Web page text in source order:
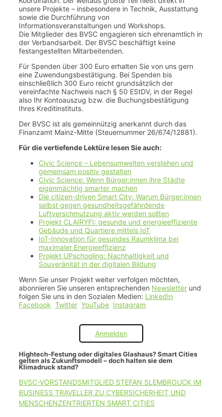
unsere Projekte – insbesondere in Technik, Ausstattung
sowie die Durchführung von
Informationsveranstaltungen und Workshops.
Die Mitglieder des BVSC engagieren sich ehrenamtlich in
der Verbandsarbeit. Der BVSC beschäftigt keine
festangestellten Mitarbeitenden.
Für Spenden über 300 Euro erhalten Sie von uns gern
eine Zuwendungsbestätigung. Bei Spenden bis
einschließlich 300 Euro reicht grundsätzlich der
vereinfachte Nachweis nach § 50 EStDV, in der Regel
also Ihr Kontoauszug bzw. die Buchungsbestätigung
Ihres Kreditinstituts.
Der BVSC ist als gemeinnützig anerkannt durch das
Finanzamt Mainz-Mitte (Steuernummer 26/674/12881).
Für die vertiefende Lektüre lesen Sie auch:
Civic Science – Lebensumwelten verstehen und
gemeinsam positiv gestalten
Civic Science: Wenn Bürger:innen ihre Städte
eigenmächtig smarter machen
Die citizen-driven Smart City: Warum Bürger:innen
selbst gegen gesundheitsgefährdende
Luftverschmutzung aktiv werden sollten
Projekt CLAIRYFI: gesunde und energieeffiziente
Gebäude und Quartiere mittels IoT
IoT-Innovation für gesundes Raumklima bei
maximaler Energieeffizienz
Projekt UPschooling: Nachhaltigkeit und
Souveränität in der digitalen Bildung
Wenn Sie unser Projekt weiter verfolgen möchten,
abonnieren Sie unseren entsprechenden Newsletter und
folgen Sie uns in den Sozialen Medien: LinkedIn
Facebook Twitter YouTube Instagram
Anmelden
Hightech-Festung oder digitales Glashaus? Smart Cities
gelten als Zukunftsmodell – doch halten sie dem
Klimadruck stand?
BVSC-VORSTANDSMITGLIED STEFAN SLEMBROUCK IM
BUSINESS TRAVELLER ZU CYBERSICHERHEIT UND
MENSCHENZENTRIERTEN SMART CITIES